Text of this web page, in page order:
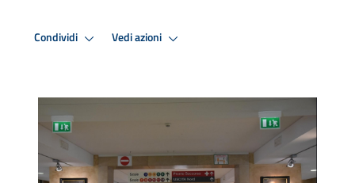
Condividi Vedi azioni